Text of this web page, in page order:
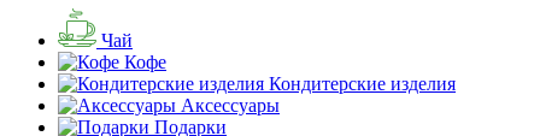
Чай
Кофе
Кондитерские изделия
Аксессуары
Подарки